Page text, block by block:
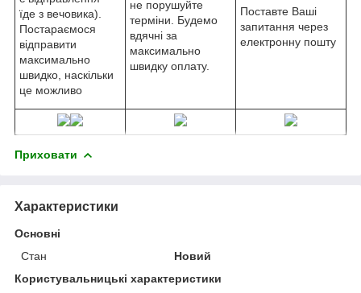
їде з вечовика).
Постараємося
відправити
максимально
швидко, наскільки
це можливо
не порушуйте
терміни. Будемо
вдячні за
максимально
швидку оплату.
Поставте Ваші
запитання через
електронну пошту
Приховати
Характеристики
Основні
Стан
Новий
Користувальницькі характеристики